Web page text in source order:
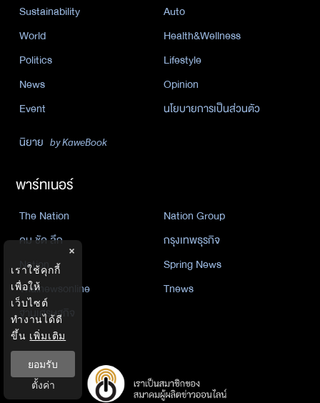
Sustainability
Auto
World
Health&Wellness
Politics
Lifestyle
News
Opinion
Event
นโยบายการเป็นส่วนตัว
นิยาย by KaweBook
พาร์ทเนอร์
The Nation
Nation Group
คม ชัด ลึก
กรุงเทพธุรกิจ
Nation
Spring News
Thainewsonline
Tnews
ฐานเศรษฐกิจ
×
เราใช้คุกกี้
เพื่อให้
เว็บไซต์
ทำงานได้ดี
ขึ้น เพิ่มเติม
ยอมรับ
ตั้งค่า